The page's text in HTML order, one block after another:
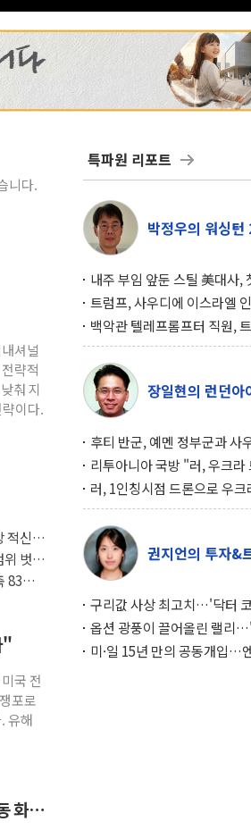
니다.
셔널
략적
춰 지
이다.
적신
벗어
83만
"
국 전
포로
유해
화약
특파원 리포트
박정우의 워싱턴
내주 부임 앞둔 스틸 美대사,
행사서 "한미동맹 강화 최우
트럼프, 사우디에 이스라엘
구…원자력 협정 서명 하루
위기
백악관 텔레프롬프터 직원,
설 미리 보고 베팅 시장서 10
겨
장일현의 런던아
후티 반군, 예멘 정부군과 사
공격… 위기 고조되는 또 다른
약고
리투아니아 국방 "러, 우크라
로 나토 회원국 공격 검토… 거
작전"
러, 1인칭시점 드론으로 우크
인 '사파리' 공격… 시민들 공
대화 전략
권지언의 투자&
구리값 사상 최고치…'닥터
하는 경기 신호가 달라졌다
옵션 광풍이 끌어올린 랠리
이면에 과열 경고등"
미·일 15년 만의 공동개입…